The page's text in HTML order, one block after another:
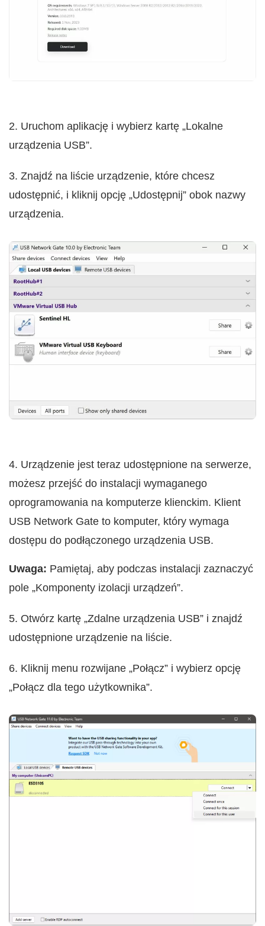
2. Uruchom aplikację i wybierz kartę „Lokalne
urządzenia USB”.
3. Znajdź na liście urządzenie, które chcesz
udostępnić, i kliknij opcję „Udostępnij” obok nazwy
urządzenia.
4. Urządzenie jest teraz udostępnione na serwerze,
możesz przejść do instalacji wymaganego
oprogramowania na komputerze klienckim. Klient
USB Network Gate to komputer, który wymaga
dostępu do podłączonego urządzenia USB.
Uwaga: Pamiętaj, aby podczas instalacji zaznaczyć
pole „Komponenty izolacji urządzeń”.
5. Otwórz kartę „Zdalne urządzenia USB” i znajdź
udostępnione urządzenie na liście.
6. Kliknij menu rozwijane „Połącz” i wybierz opcję
„Połącz dla tego użytkownika”.